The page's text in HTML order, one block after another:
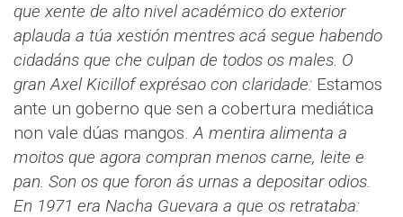
que xente de alto nivel académico do exterior
aplauda a túa xestión mentres acá segue habendo
cidadáns que che culpan de todos os males. O
gran Axel Kicillof exprésao con claridade: Estamos
ante un goberno que sen a cobertura mediática
non vale dúas mangos.A mentira alimenta a
moitos que agora compran menos carne, leite e
pan. Son os que foron ás urnas a depositar odios.
En 1971 era Nacha Guevara a que os retrataba: